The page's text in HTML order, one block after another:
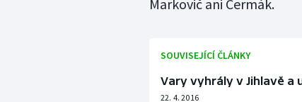
Markovič ani Čermák.
SOUVISEJÍCÍ ČLÁNKY
Vary vyhrály v Jihlavě
22. 4. 2016